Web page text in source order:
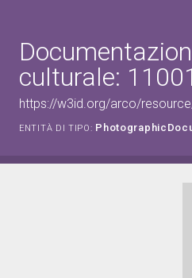
culturale:
https://w3id.org/arco/
ENTITÀ DI TIPO: